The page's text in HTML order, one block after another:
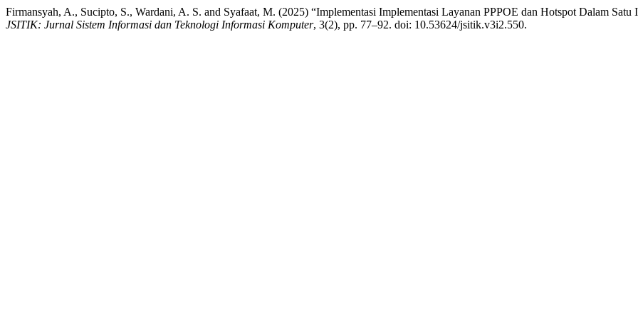
Firmansyah, A., Sucipto, S., Wardani, A. S. and Syafaat, M. (2025) “Implementasi Implementasi Layanan PPPOE dan Hotspot Dalam
JSITIK: Jurnal Sistem Informasi dan Teknologi Informasi Komputer, 3(2), pp. 77–92. doi: 10.53624/jsitik.v3i2.550.